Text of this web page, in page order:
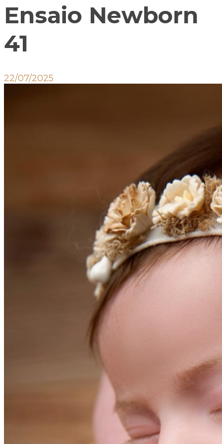
Ensaio Newborn
41
22/07/2025